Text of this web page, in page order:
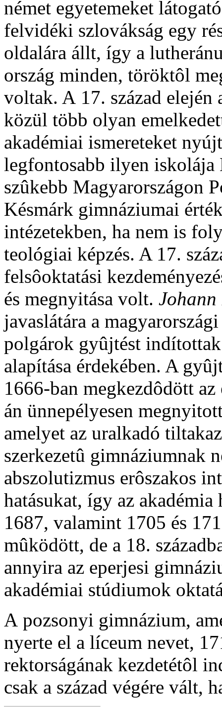
német egyetemeket
felvidéki szlovákság egy
oldalára állt, így a
ország minden, töröktôl
voltak. A 17. század
közül több olyan
akadémiai ismereteket
legfontosabb ilyen iskolája
szûkebb Magyarországon
Késmárk gimnáziumai
intézetekben, ha nem is
teológiai képzés. A 17.
felsôoktatási
és megnyitása volt. Johann
javaslátára a
polgárok gyûjtést
alapítása érdekében. A
1666-ban megkezdôdött
án ünnepélyesen
amelyet az uralkadó
szerkezetû gimnáziumnak
abszolutizmus erôszakos
hatásukat, így az akadémia
1687, valamint 1705 és
mûködött, de a 18.
annyira az eperjesi
akadémiai stúdiumok
A pozsonyi gimnázium,
nyerte el a líceum nevet,
rektorságának kezdetétôl
csak a század végére vált,